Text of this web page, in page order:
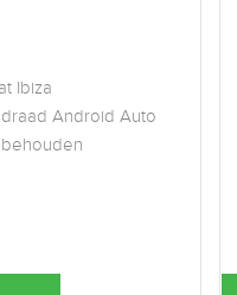
Ibiza
Android Auto